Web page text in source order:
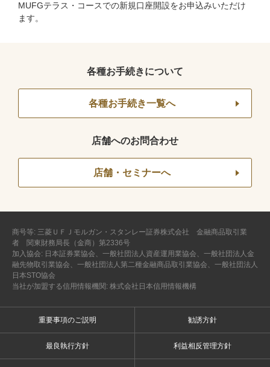
MUFGテラス・コースでの新規口座開設をお申込みいただけ
ます。
各種お手続きについて
各種お手続き一覧へ
店舗へのお問合わせ
店舗・セミナーへ
商号等: 三菱ＵＦＪモルガン・スタンレー証券株式会社 金融商品取引業
者 関東財務局長（金商）第2336号
加入協会: 日本証券業協会、一般社団法人資産運用業協会、一般社団法人金
融先物取引業協会、一般社団法人第二種金融商品取引業協会、一般社団法人
日本STO協会
当社が加盟する信用情報機関: 株式会社日本信用情報機構
重要事項のご説明 勧誘方針
最良執行方針 利益相反管理方針